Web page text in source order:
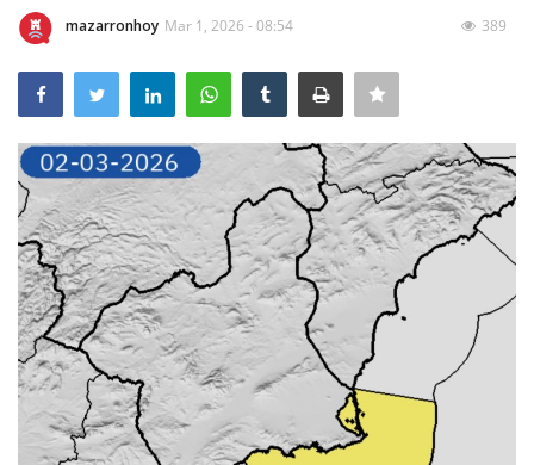
Noticias
Mazarrón Hoy
Entrevistas
Reportajes
Empresas
Mapa de Mazarrón
Vídeos
Galerías
mazarronhoy Mar 1, 2026 - 08:54 389